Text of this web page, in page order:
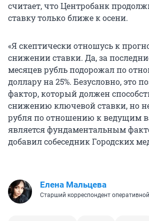
считает, что Центробанк
ставку только ближе к осени.
«Я скептически отношусь к
снижении ставки. Да, за
месяцев рубль подорожал по
доллару на 25%. Безусловно, это
фактор, который должен
снижению ключевой ставки, но
рубля по отношению к ведущим
является фундаментальным
добавил собеседник Городских
Елена Мальцева
Старший корреспондент